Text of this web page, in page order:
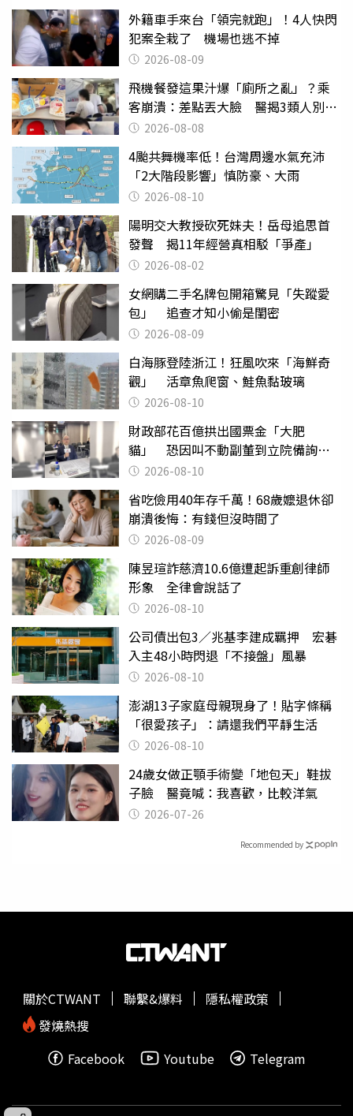
外籍車手來台「領完就跑」！4人快閃
犯案全栽了 機場也逃不掉
2026-08-09
飛機餐發這果汁爆「廁所之亂」？乘
客崩潰：差點丟大臉 醫揭3類人別亂
喝 2026-08-08
4颱共舞機率低！台灣周邊水氣充沛
「2大階段影響」慎防豪、大雨
2026-08-10
陽明交大教授砍死妹夫！岳母追思首
發聲 揭11年經營真相駁「爭產」
2026-08-02
女網購二手名牌包開箱驚見「失蹤愛
包」 追查才知小偷是閨密
2026-08-09
白海豚登陸浙江！狂風吹來「海鮮奇
觀」 活章魚爬窗、鮭魚黏玻璃
2026-08-10
財政部花百億拱出國票金「大肥
貓」 恐因叫不動副董到立院備詢惹
議 2026-08-10
省吃儉用40年存千萬！68歲嬤退休卻
崩潰後悔：有錢但沒時間了
2026-08-09
陳昱瑄詐慈濟10.6億遭起訴重創律師
形象 全律會說話了
2026-08-10
公司債出包3／兆基李建成羈押 宏碁
入主48小時閃退「不接盤」風暴
2026-08-10
澎湖13子家庭母親現身了！貼字條稱
「很愛孩子」：請還我們平靜生活
2026-08-10
24歲女做正顎手術變「地包天」鞋拔
子臉 醫竟喊：我喜歡，比較洋氣
2026-07-26
Recommended by
關於CTWANT 聯繫&爆料
隱私權政策
發燒熱搜
Facebook
Youtube Telegram